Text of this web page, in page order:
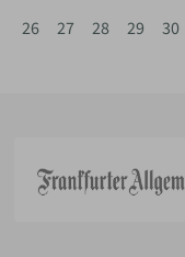
26
27 28 29 30